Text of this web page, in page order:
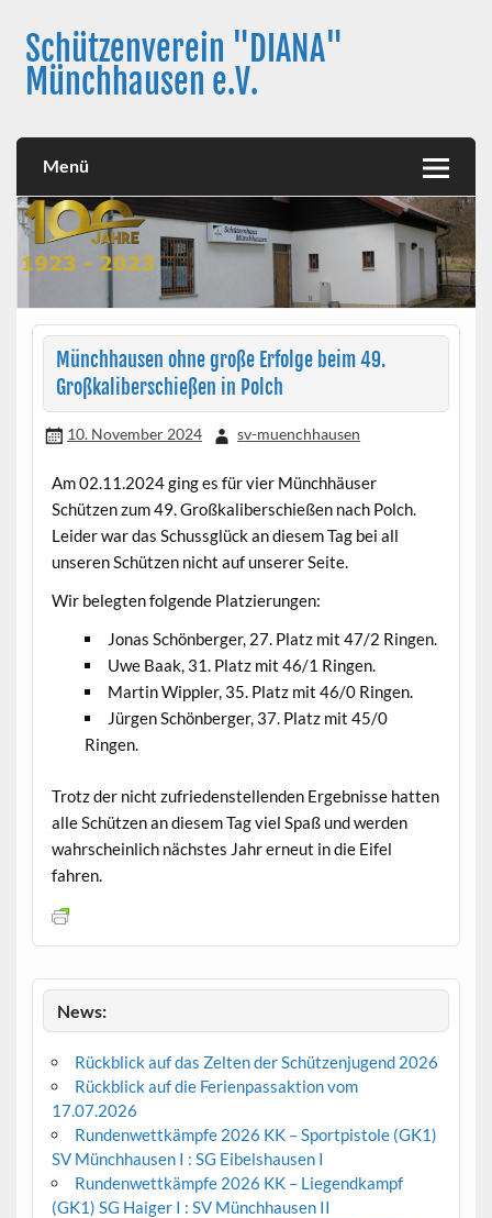
contentSchützenverein "DIANA"
Münchhausen e.V.
Menü
Münchhausen ohne große Erfolge beim 49.
Großkaliberschießen in Polch
10. November 2024 sv-muenchhausen
Am 02.11.2024 ging es für vier Münchhäuser
Schützen zum 49. Großkaliberschießen nach Polch.
Leider war das Schussglück an diesem Tag bei all
unseren Schützen nicht auf unserer Seite.
Wir belegten folgende Platzierungen:
Jonas Schönberger, 27. Platz mit 47/2 Ringen.
Uwe Baak, 31. Platz mit 46/1 Ringen.
Martin Wippler, 35. Platz mit 46/0 Ringen.
Jürgen Schönberger, 37. Platz mit 45/0
Ringen.
Trotz der nicht zufriedenstellenden Ergebnisse hatten
alle Schützen an diesem Tag viel Spaß und werden
wahrscheinlich nächstes Jahr erneut in die Eifel
fahren.
News:
Rückblick auf das Zelten der Schützenjugend 2026
Rückblick auf die Ferienpassaktion vom
17.07.2026
Rundenwettkämpfe 2026 KK – Sportpistole (GK1)
SV Münchhausen I : SG Eibelshausen I
Rundenwettkämpfe 2026 KK – Liegendkampf
(GK1) SG Haiger I : SV Münchhausen II